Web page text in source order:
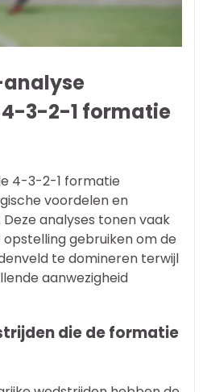
3-2-1 formatie
4-3-2-1 formatie
voordelen en
analyses tonen vaak
gebruiken om de
te domineren terwijl
aanwezigheid
die de formatie